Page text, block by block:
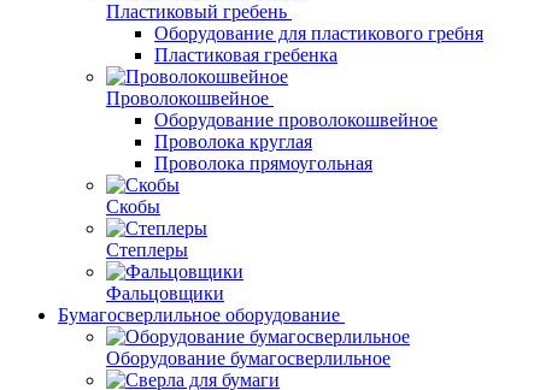
Пластиковый гребень
Оборудование для пластикового гребня
Пластиковая гребенка
Проволокошвейное
Оборудование проволокошвейное
Проволока круглая
Проволока прямоугольная
Скобы
Степлеры
Фальцовщики
Бумагосверлильное оборудование
Оборудование бумагосверлильное